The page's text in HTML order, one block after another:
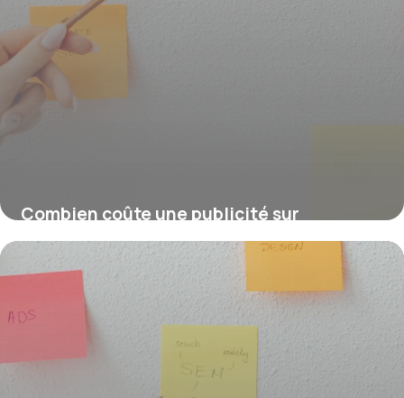
Combien coûte une publicité sur
Facebook ou Instagram ?
16 juillet 2026